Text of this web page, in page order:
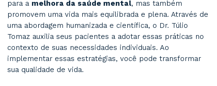
8.Evite o Uso Excessivo de
O uso excessivo de telas está relacionado a
como insônia, ansiedade e isolamento social.
Solução prática:Estabeleça limites
dispositivos, especialmente antes de dormir.